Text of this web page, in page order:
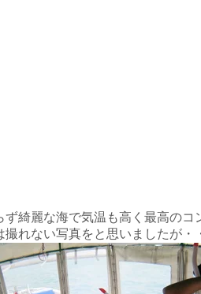
ず綺麗な海で気温も高く最高のコ
撮れない写真をと思いましたが・